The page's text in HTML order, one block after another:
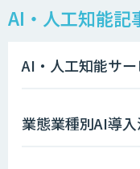
AI・人工知能記
AI・人工知能サー
業態業種別AI導